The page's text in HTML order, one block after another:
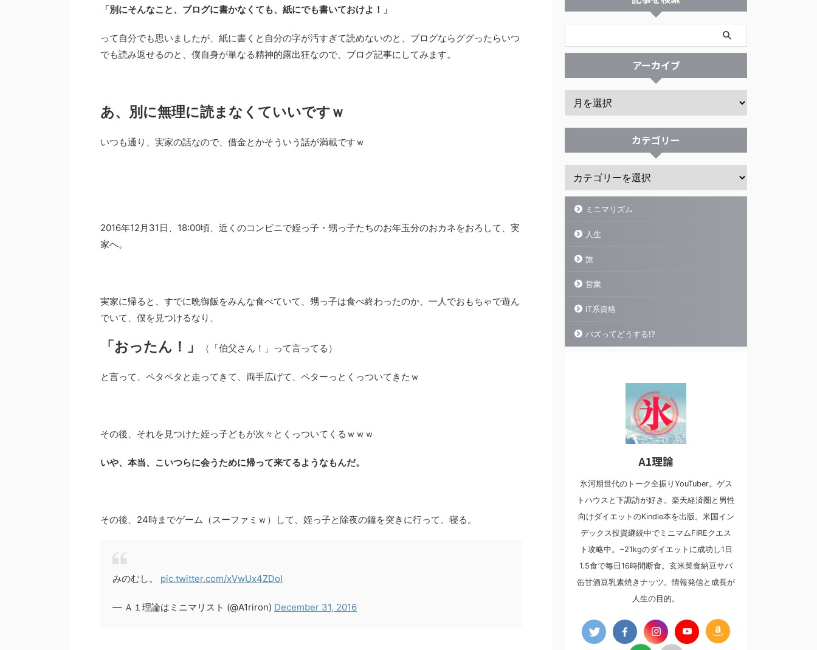
「別にそんなこと、ブログに書かなくても、紙にでも書いておけよ！」
って自分でも思いましたが、紙に書くと自分の字が汚すぎて読めないのと、ブログならググったらいつ
でも読み返せるのと、僕自身が単なる精神的露出狂なので、ブログ記事にしてみます。
あ、別に無理に読まなくていいですｗ
いつも通り、実家の話なので、借金とかそういう話が満載ですｗ
2016年12月31日、18:00頃、近くのコンビニで姪っ子・甥っ子たちのお年玉分のおカネをおろして、実
家へ。
実家に帰ると、すでに晩御飯をみんな食べていて、甥っ子は食べ終わったのか、一人でおもちゃで遊ん
でいて、僕を見つけるなり、
「おったん！」 （「伯父さん！」って言ってる）
と言って、ペタペタと走ってきて、両手広げて、ペターっとくっついてきたｗ
その後、それを見つけた姪っ子どもが次々とくっついてくるｗｗｗ
いや、本当、こいつらに会うために帰って来てるようなもんだ。
その後、24時までゲーム（スーファミｗ）して、姪っ子と除夜の鐘を突きに行って、寝る。
みのむし。 pic.twitter.com/xVwUx4ZDoI
— Ａ１理論はミニマリスト (@A1riron) December 31, 2016
アーカイブ
カテゴリー
ミニマリズム
人生
旅
営業
IT系資格
バズってどうする!?
A1理論
氷河期世代のトーク全振りYouTuber。ゲス
トハウスと下諏訪が好き。楽天経済圏と男性
向けダイエットのKindle本を出版。米国イン
デックス投資継続中でミニマムFIREクエス
ト攻略中。−21kgのダイエットに成功し1日
1.5食で毎日16時間断食。玄米菜食納豆サバ
缶甘酒豆乳素焼きナッツ。情報発信と成長が
人生の目的。